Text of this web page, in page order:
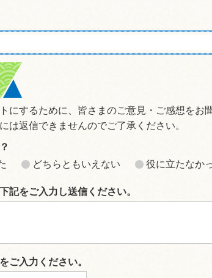
にするために、皆さまのご意見・ご感想をお
は返信できませんのでご了承ください。
どちらともいえない 役に立たなか
記をご入力し送信ください。
ご入力ください。